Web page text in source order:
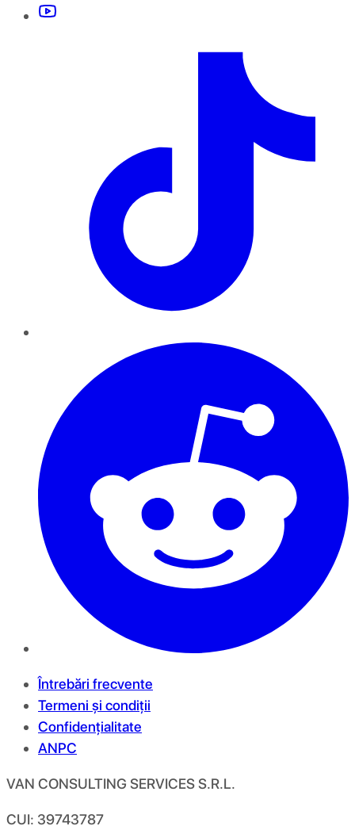
Întrebări frecvente
Termeni și condiții
Confidențialitate
ANPC
VAN CONSULTING SERVICES S.R.L.
CUI: 39743787